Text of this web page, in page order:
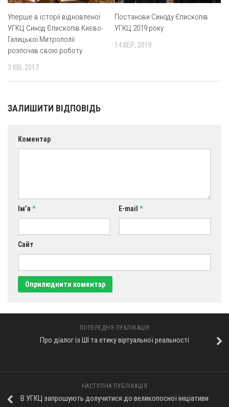
Уперше в історії відновленої
УГКЦ Синод Єпископів Києво-
Галицької Митрополії
розпочав свою роботу
3 КВІ, 2017
Постанови Синоду Єпископів
УГКЦ 2019 року
14 ВЕР, 2019
ЗАЛИШИТИ ВІДПОВІДЬ
Коментар
Ім’я * E-mail *
Сайт
ПОПЕРЕДНЯ ПУБЛІКАЦІЯ
Про діалог із ШІ та етику віртуальної реальності
НАСТУПНА ПУБЛІКАЦІЯ
В УГКЦ запрошують долучитися до великопосної ініціативи